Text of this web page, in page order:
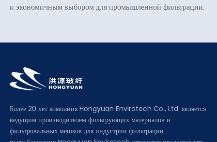
и экономичным выбором для промышленной фильтрации.
Более 20 лет компания Hongyuan Envirotech Co., Ltd. является
ведущим производителем фильтрующих материалов и
фильтровальных мешков для индустрии фильтрации